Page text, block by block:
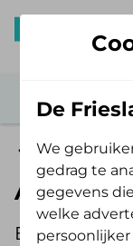
Mantelzorg
Andere
Er zijn
De
We
gedrag te
gegevens
welke